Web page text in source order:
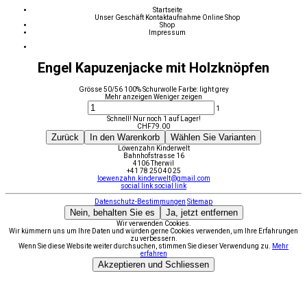
Startseite
Unser Geschäft Kontaktaufnahme Online Shop
Shop
Impressum
Engel Kapuzenjacke mit Holzknöpfen
Grösse 50/56 100% Schurwolle Farbe: light grey
Mehr anzeigen Weniger zeigen
1
Schnell! Nur noch 1 auf Lager!
CHF79.00
Zurück In den Warenkorb Wählen Sie Varianten
Löwenzahn Kinderwelt
Bahnhofstrasse 16
4106 Therwil
+41 78 250 40 25
loewenzahn.kinderwelt@gmail.com
social link social link
Datenschutz-Bestimmungen Sitemap
Nein, behalten Sie es Ja, jetzt entfernen
Wir verwenden Cookies.
Wir kümmern uns um Ihre Daten und würden gerne Cookies verwenden, um Ihre Erfahrungen
zu verbessern.
Wenn Sie diese Website weiter durchsuchen, stimmen Sie dieser Verwendung zu.
Mehr
erfahren
Akzeptieren und Schliessen